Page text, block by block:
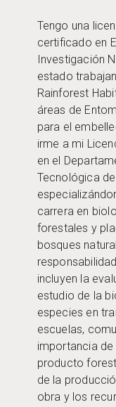
Tengo una
certificado en
Investigación
estado
Rainforest
áreas de
para el
irme a mi
en el
Tecnológica
carrera en
forestales y
bosques
incluyen la
estudio de la
especies en
escuelas,
importancia
producto
de la
obra y los